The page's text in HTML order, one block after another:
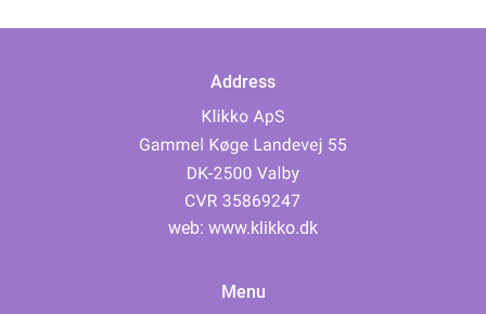
Address
web: www.klikko.dk
Menu